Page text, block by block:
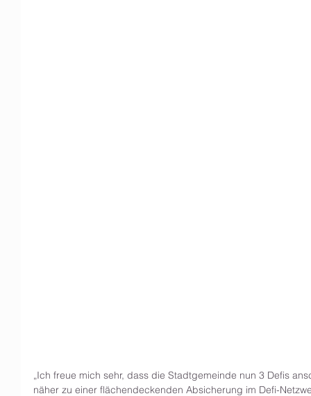
„Ich freue mich sehr, dass die Stadtgemeinde nun 3 Defis
näher zu einer flächendeckenden Absicherung im Defi-